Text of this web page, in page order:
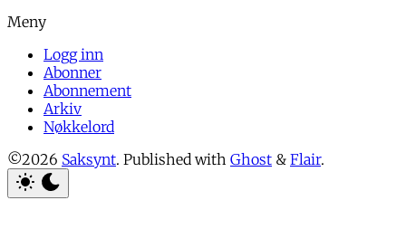
Logg inn
Abonner
Abonnement
Arkiv
Nøkkelord
©2026 Saksynt. Published with Ghost & Flair.